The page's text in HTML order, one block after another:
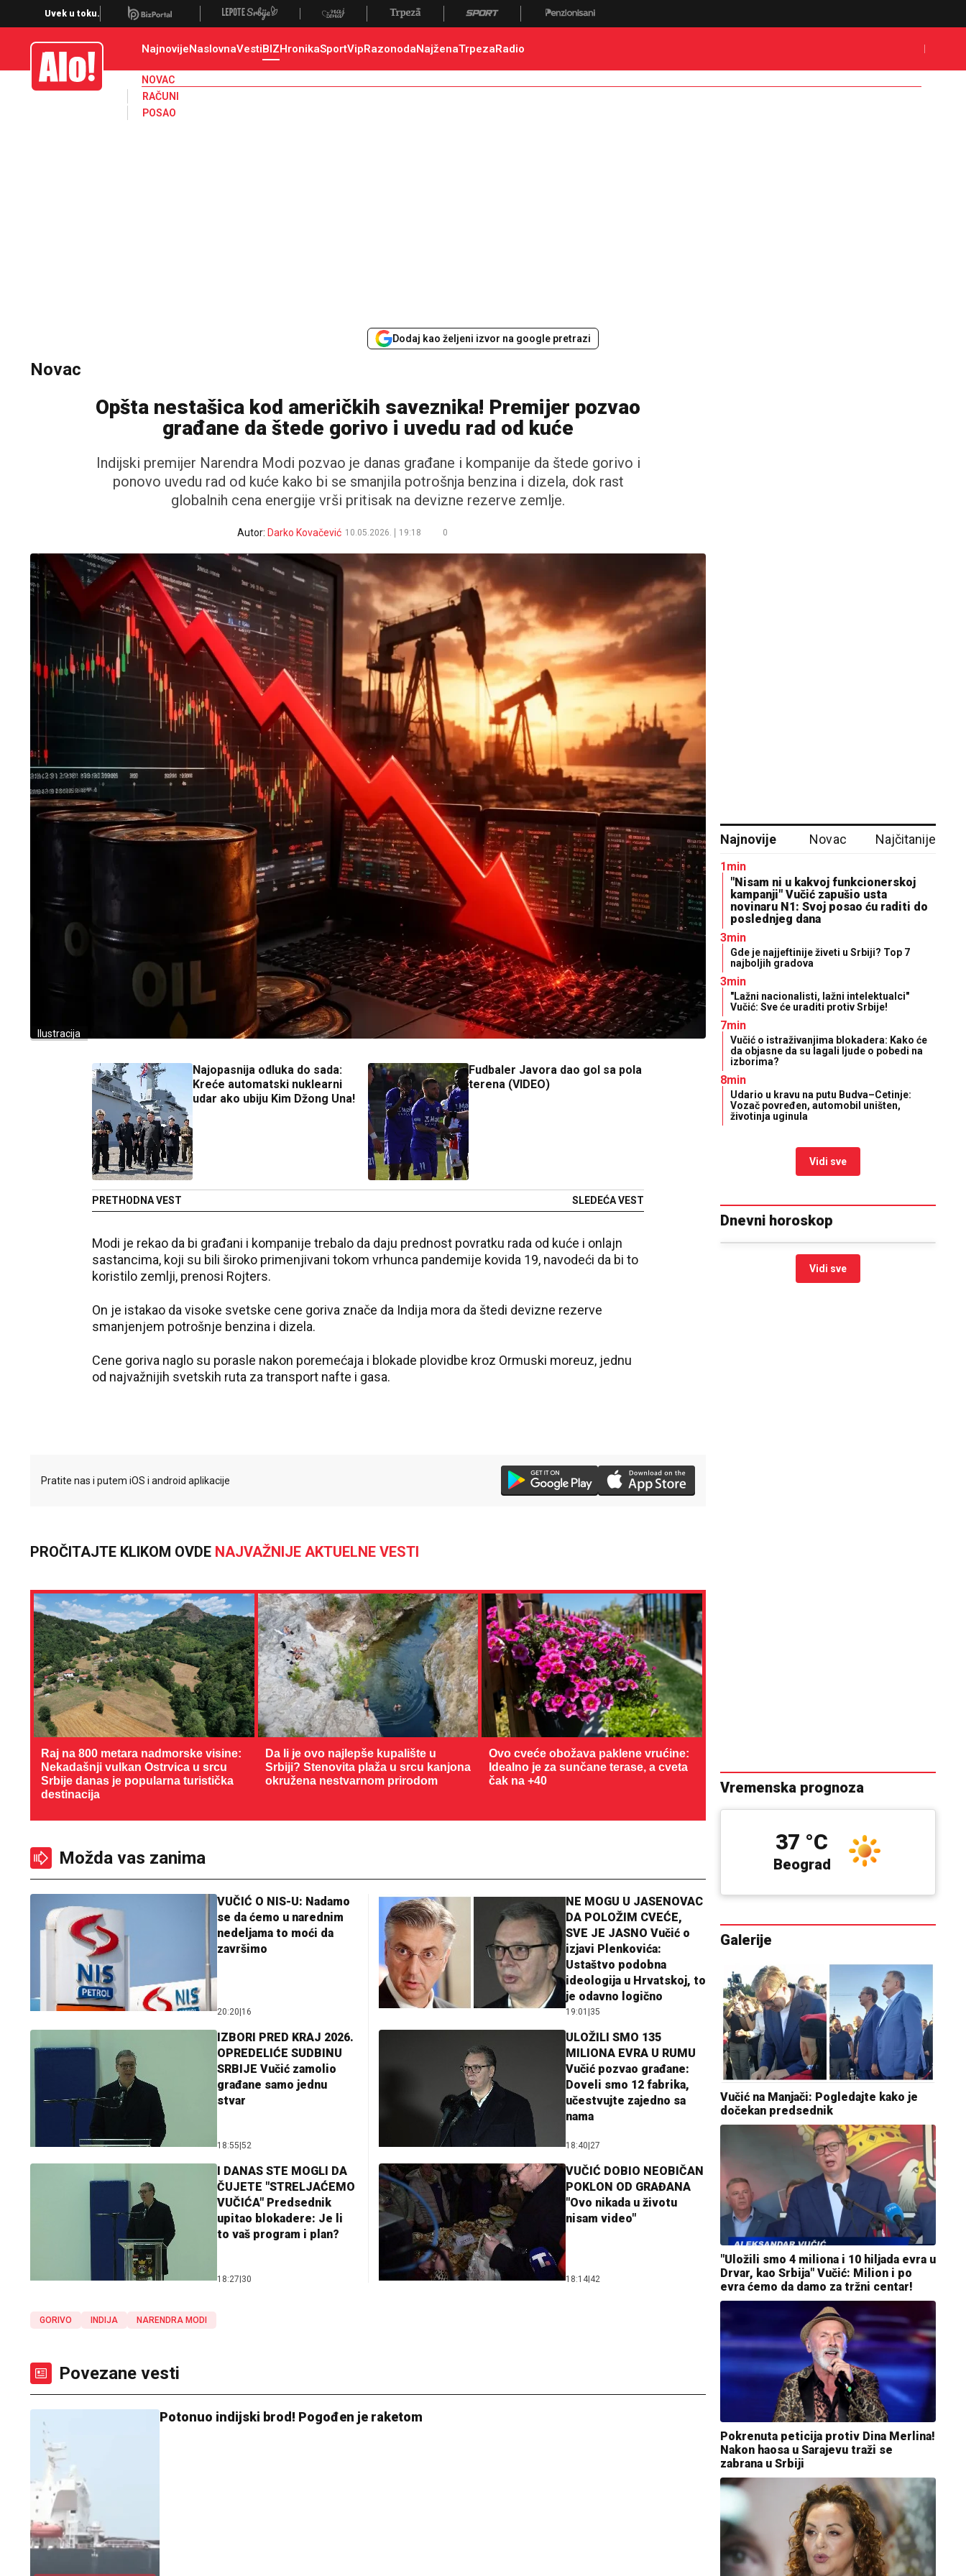
Novac, dinar, evro, dolar, kurs, kursna lista, nbs, narodna banka srbije
Uvek u toku.
Alo NajnovijeNaslovnaVestiBIZHronikaSportVipRazonodaNajženaTrpezaRadio
NOVAC
RAČUNI
POSAO
Dodaj kao željeni izvor na google pretrazi
Novac
Opšta nestašica kod američkih saveznika! Premijer pozvao
građane da štede gorivo i uvedu rad od kuće
Indijski premijer Narendra Modi pozvao je danas građane i kompanije da štede gorivo i
ponovo uvedu rad od kuće kako bi se smanjila potrošnja benzina i dizela, dok rast
globalnih cena energije vrši pritisak na devizne rezerve zemlje.
Autor: Darko Kovačević 10.05.2026. 19:18 0
Ilustracija
Najopasnija odluka do sada:
Kreće automatski nuklearni
udar ako ubiju Kim Džong Una!
PRETHODNA VEST
Fudbaler Javora dao gol sa pola
terena (VIDEO)
SLEDEĆA VEST
Modi je rekao da bi građani i kompanije trebalo da daju prednost povratku rada od kuće i onlajn
sastancima, koji su bili široko primenjivani tokom vrhunca pandemije kovida 19, navodeći da bi to
koristilo zemlji, prenosi Rojters.
On je istakao da visoke svetske cene goriva znače da Indija mora da štedi devizne rezerve
smanjenjem potrošnje benzina i dizela.
Cene goriva naglo su porasle nakon poremećaja i blokade plovidbe kroz Ormuski moreuz, jednu
od najvažnijih svetskih ruta za transport nafte i gasa.
Pratite nas i putem iOS i android aplikacije
PROČITAJTE KLIKOM OVDE NAJVAŽNIJE AKTUELNE VESTI
Raj na 800 metara nadmorske visine:
Nekadašnji vulkan Ostrvica u srcu
Srbije danas je popularna turistička
destinacija
Da li je ovo najlepše kupalište u
Srbiji? Stenovita plaža u srcu kanjona
okružena nestvarnom prirodom
Ovo cveće obožava paklene vrućine:
Idealno je za sunčane terase, a cveta
čak na +40
Možda vas zanima
VUČIĆ O NIS-U: Nadamo
se da ćemo u narednim
nedeljama to moći da
završimo
20:20 16
NE MOGU U JASENOVAC
DA POLOŽIM CVEĆE,
SVE JE JASNO Vučić o
izjavi Plenkovića:
Ustaštvo podobna
ideologija u Hrvatskoj, to
je odavno logično
19:01 35
IZBORI PRED KRAJ 2026.
OPREDELIĆE SUDBINU
SRBIJE Vučić zamolio
građane samo jednu
stvar
18:55 52
ULOŽILI SMO 135
MILIONA EVRA U RUMU
Vučić pozvao građane:
Doveli smo 12 fabrika,
učestvujte zajedno sa
nama
18:40 27
I DANAS STE MOGLI DA
ČUJETE "STRELJAĆEMO
VUČIĆA" Predsednik
upitao blokadere: Je li
to vaš program i plan?
18:27 30
VUČIĆ DOBIO NEOBIČAN
POKLON OD GRAĐANA
"Ovo nikada u životu
nisam video"
18:14 42
GORIVO INDIJA NARENDRA MODI
Povezane vesti
Potonuo indijski brod! Pogođen je raketom
Najnovije Novac Najčitanije
1min
"Nisam ni u kakvoj funkcionerskoj
kampanji" Vučić zapušio usta
novinaru N1: Svoj posao ću raditi do
poslednjeg dana
3min
Gde je najjeftinije živeti u Srbiji? Top 7
najboljih gradova
3min
"Lažni nacionalisti, lažni intelektualci"
Vučić: Sve će uraditi protiv Srbije!
7min
Vučić o istraživanjima blokadera: Kako će
da objasne da su lagali ljude o pobedi na
izborima?
8min
Udario u kravu na putu Budva–Cetinje:
Vozač povređen, automobil uništen,
životinja uginula
Vidi sve
Dnevni horoskop
Vidi sve
Vremenska prognoza
Beograd
37 °C
Galerije
Vučić na Manjači: Pogledajte kako je
dočekan predsednik
"Uložili smo 4 miliona i 10 hiljada evra u
Drvar, kao Srbija" Vučić: Milion i po
evra ćemo da damo za tržni centar!
Pokrenuta peticija protiv Dina Merlina!
Nakon haosa u Sarajevu traži se
zabrana u Srbiji